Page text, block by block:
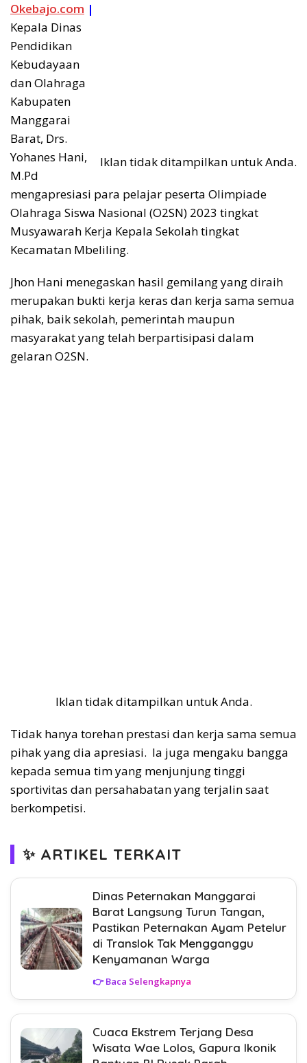
Iklan tidak ditampilkan untuk Anda.
Okebajo.com |
Kepala Dinas
Pendidikan
Kebudayaan
dan Olahraga
Kabupaten
Manggarai
Barat, Drs.
Yohanes Hani,
M.Pd
mengapresiasi para pelajar peserta Olimpiade
Olahraga Siswa Nasional (O2SN) 2023 tingkat
Musyawarah Kerja Kepala Sekolah tingkat
Kecamatan Mbeliling.
Jhon Hani menegaskan hasil gemilang yang diraih
merupakan bukti kerja keras dan kerja sama semua
pihak, baik sekolah, pemerintah maupun
masyarakat yang telah berpartisipasi dalam
gelaran O2SN.
Iklan tidak ditampilkan untuk Anda.
Tidak hanya torehan prestasi dan kerja sama semua
pihak yang dia apresiasi. Ia juga mengaku bangga
kepada semua tim yang menjunjung tinggi
sportivitas dan persahabatan yang terjalin saat
berkompetisi.
✨ ARTIKEL TERKAIT
Dinas Peternakan Manggarai
Barat Langsung Turun Tangan,
Pastikan Peternakan Ayam Petelur
di Translok Tak Mengganggu
Kenyamanan Warga
👉 Baca Selengkapnya
Cuaca Ekstrem Terjang Desa
Wisata Wae Lolos, Gapura Ikonik